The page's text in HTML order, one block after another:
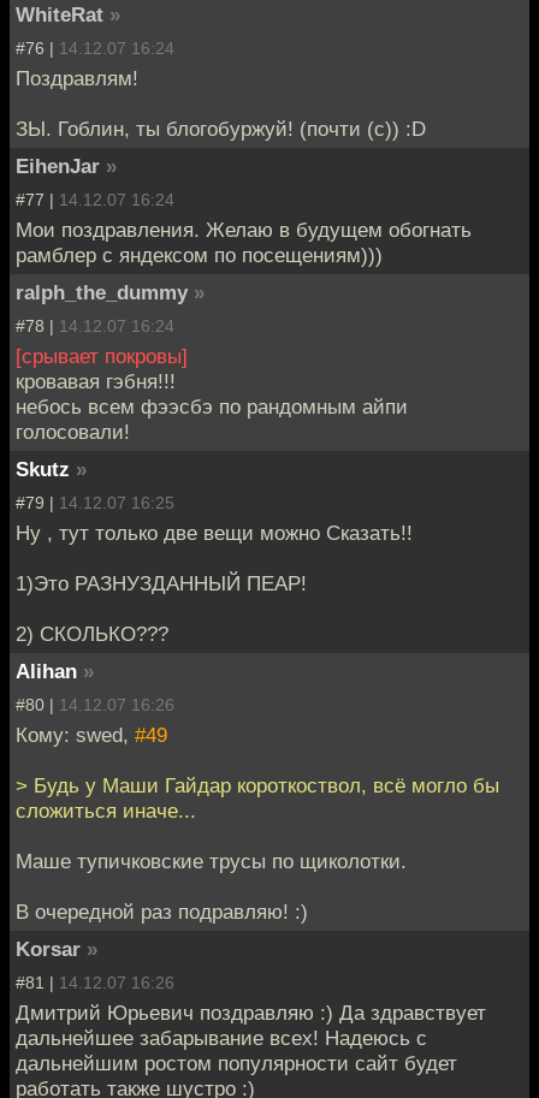
WhiteRat »
#76 | 14.12.07 16:24
Поздравлям!
ЗЫ. Гоблин, ты блогобуржуй! (почти (с)) :D
EihenJar »
#77 | 14.12.07 16:24
Мои поздравления. Желаю в будущем обогнать
рамблер с яндексом по посещениям)))
ralph_the_dummy »
#78 | 14.12.07 16:24
[срывает покровы]
кровавая гэбня!!!
небось всем фээсбэ по рандомным айпи
голосовали!
Skutz »
#79 | 14.12.07 16:25
Ну , тут только две вещи можно Сказать!!
1)Это РАЗНУЗДАННЫЙ ПЕАР!
2) СКОЛЬКО???
Alihan »
#80 | 14.12.07 16:26
Кому: swed, #49
> Будь у Маши Гайдар короткоствол, всё могло бы
сложиться иначе...
Маше тупичковские трусы по щиколотки.
В очередной раз подравляю! :)
Korsar »
#81 | 14.12.07 16:26
Дмитрий Юрьевич поздравляю :) Да здравствует
дальнейшее забарывание всех! Надеюсь с
дальнейшим ростом популярности сайт будет
работать также шустро :)